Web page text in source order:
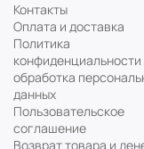
Контакты
Оплата и доставка
Политика
конфиденциальности
обработка
данных
Пользовательское
соглашение
Возврат товара и